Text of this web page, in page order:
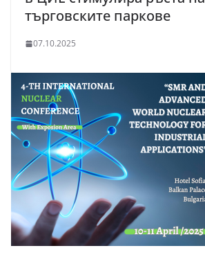
търговските паркове
07.10.2025